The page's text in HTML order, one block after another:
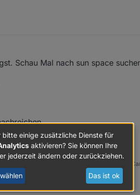
Schau Mal nach sun space
Texte
| Hue | Osram Lightify| Sonos | 2x Instar
bitte einige zusätzliche Dienste für
aktivieren? Sie können Ihre
jederzeit ändern oder zurückziehen.
Das ist ok